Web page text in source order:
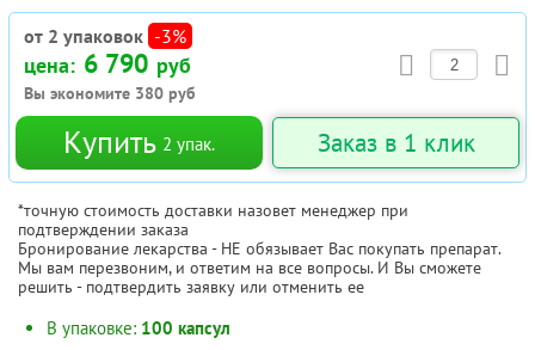
от 2 упаковок -3%
цена: 6 790 руб
Вы экономите 380 руб
Купить 2 упак. Заказ в 1 клик
*точную стоимость доставки назовет менеджер при
подтверждении заказа
Бронирование лекарства - НЕ обязывает Вас покупать препарат.
Мы вам перезвоним, и ответим на все вопросы. И Вы сможете
решить - подтвердить заявку или отменить ее
В упаковке: 100 капсул